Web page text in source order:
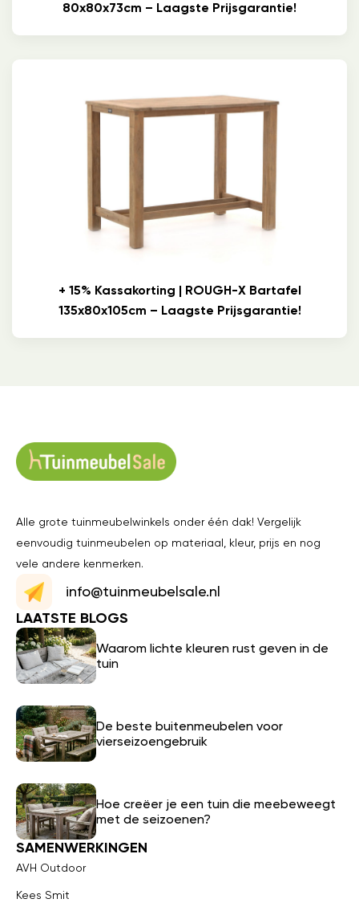
80x80x73cm – Laagste Prijsgarantie!
+ 15% Kassakorting | ROUGH-X Bartafel
135x80x105cm – Laagste Prijsgarantie!
Alle grote tuinmeubelwinkels onder één dak! Vergelijk
eenvoudig tuinmeubelen op materiaal, kleur, prijs en nog
vele andere kenmerken.
info@tuinmeubelsale.nl
LAATSTE BLOGS
Waarom lichte kleuren rust geven in de
tuin
De beste buitenmeubelen voor
vierseizoengebruik
Hoe creëer je een tuin die meebeweegt
met de seizoenen?
SAMENWERKINGEN
AVH Outdoor
Kees Smit